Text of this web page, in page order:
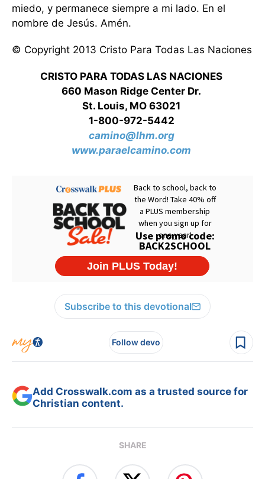
miedo, y permanece siempre a mi lado. En el
nombre de Jesús. Amén.
© Copyright 2013 Cristo Para Todas Las Naciones
CRISTO PARA TODAS LAS NACIONES
660 Mason Ridge Center Dr.
St. Louis, MO 63021
1-800-972-5442
camino@lhm.org
www.paraelcamino.com
Subscribe to this devotional
Follow devo
Add Crosswalk.com as a trusted source for
Christian content.
SHARE